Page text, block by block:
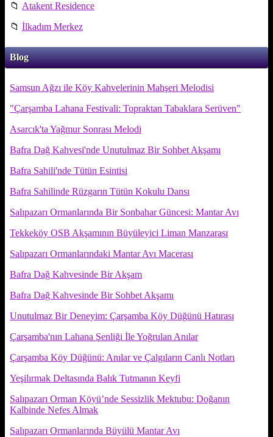
📁 Atakent Residence
📁 İlkadım Merkez
Blog
Samsun Ağzı ile Köy Kahvelerinin Mahşeri Melodisi
"Çarşamba Lahana Festivali: Topraktan Tabaklara Serüven"
Asarcık'ta Yağmur Sonrası Melodi
Bafra Dağ Kahvesi'nde Unutulmaz Bir Sohbet Akşamı
Bafra Sahili'nde Tütün Esintisi
Bafra Sahilinde Rüzgarın Tütün Kokulu Dansı
Salıpazarı Ormanlarında Bir Sonbahar Güncesi: Mantar Avı
Tekkeköy OSB Akşamının Büyüleyici Liman Manzarası
Salıpazarı Ormanlarındaki Mantar Avı Macerası
Bafra Dağ Kahvesinde Bir Akşam
Bafra Dağ Kahvesinde Bir Sohbet Akşamı
Unutulmaz Bir Deneyim: Çarşamba Köy Düğünü Hatırası
Çarşamba'nın Lahana Şenliği İle Yoğrulan Anılar
Çarşamba Köy Düğünü: Anılar ve Çalgıların Canlı Notları
Yeşilırmak Deltasında Balık Tutmanın Keyfi
Salıpazarı Orman Köyü’nde Sessizlik Mektubu: Doğanın
Kalbinde Nefes Almak
Salıpazarı Ormanlarında Büyülü Mantar Avı